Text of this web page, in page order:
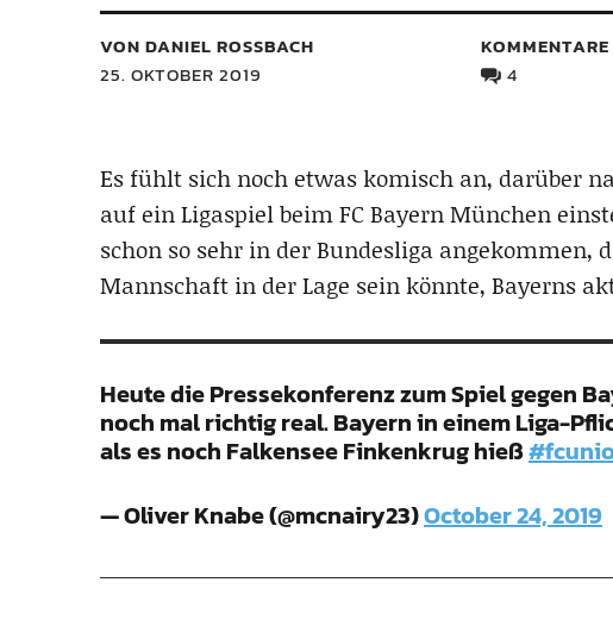
VON DANIEL ROSSBACH
25. OKTOBER 2019
KOMMENTARE
4
Es fühlt sich noch etwas komisch an, darüber
auf ein Ligaspiel beim FC Bayern München
schon so sehr in der Bundesliga angekommen,
Mannschaft in der Lage sein könnte, Bayerns
Heute die Pressekonferenz zum Spiel gegen
noch mal richtig real. Bayern in einem Liga-
als es noch Falkensee Finkenkrug hieß
— Oliver Knabe (@mcnairy23)October 24, 2019